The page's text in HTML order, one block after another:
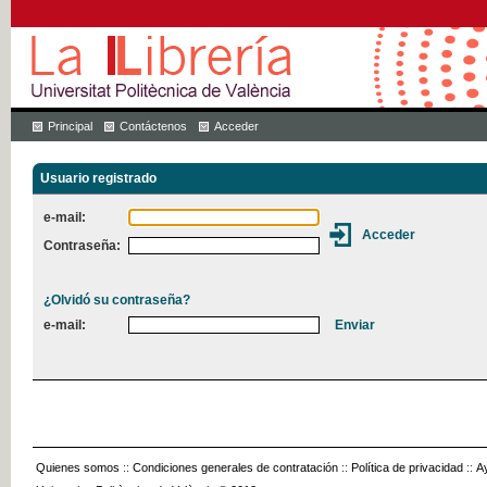
Principal Contáctenos Acceder
Usuario registrado
e-mail:
Contraseña:
¿Olvidó su contraseña?
e-mail:
Quienes somos :: Condiciones generales de contratación :: Política de privacidad ::